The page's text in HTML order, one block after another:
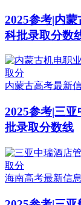
2025参考|内
科批录取分数
内蒙古高考最新
2025参考|三
批录取分数线
海南高考最新信息